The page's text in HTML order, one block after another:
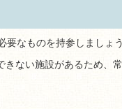
なものを持参しましょ
ない施設があるため、